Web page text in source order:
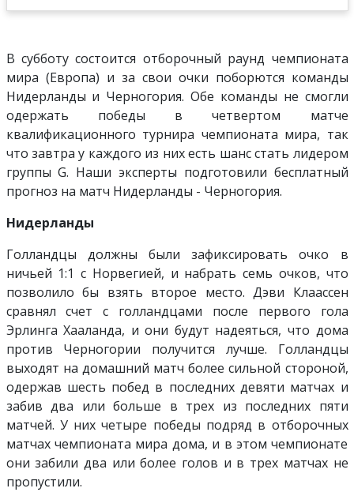
В субботу состоится отборочный раунд чемпионата
мира (Европа) и за свои очки поборются команды
Нидерланды и Черногория. Обе команды не смогли
одержать победы в четвертом матче
квалификационного турнира чемпионата мира, так
что завтра у каждого из них есть шанс стать лидером
группы G. Наши эксперты подготовили бесплатный
прогноз на матч Нидерланды - Черногория.
Нидерланды
Голландцы должны были зафиксировать очко в
ничьей 1:1 с Норвегией, и набрать семь очков, что
позволило бы взять второе место. Дэви Клаассен
сравнял счет с голландцами после первого гола
Эрлинга Хааланда, и они будут надеяться, что дома
против Черногории получится лучше. Голландцы
выходят на домашний матч более сильной стороной,
одержав шесть побед в последних девяти матчах и
забив два или больше в трех из последних пяти
матчей. У них четыре победы подряд в отборочных
матчах чемпионата мира дома, и в этом чемпионате
они забили два или более голов и в трех матчах не
пропустили.